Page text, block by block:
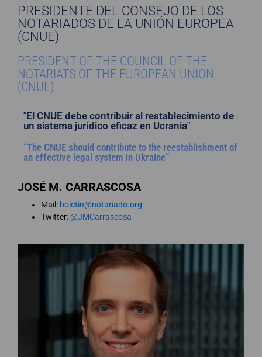
PRESIDENTE DEL CONSEJO DE LOS
NOTARIADOS DE LA UNIÓN EUROPEA
(CNUE)
PRESIDENT OF THE COUNCIL OF THE
NOTARIATS OF THE EUROPEAN UNION
(CNUE)
"El CNUE debe contribuir al restablecimiento de
un sistema jurídico eficaz en Ucrania"
“The CNUE should contribute to the reestablishment of
an effective legal system in Ukraine”
JOSÉ M. CARRASCOSA
Mail: boletin@notariado.org
Twitter:@JMCarrascosa